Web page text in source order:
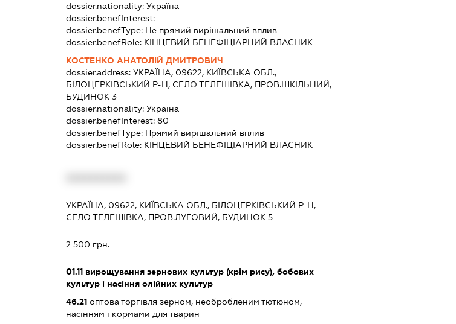
dossier.nationality: Україна
dossier.benefInterest: -
dossier.benefType: Не прямий вирішальний вплив
dossier.benefRole: КІНЦЕВИЙ БЕНЕФІЦІАРНИЙ ВЛАСНИК
КОСТЕНКО АНАТОЛІЙ ДМИТРОВИЧ
dossier.address: УКРАЇНА, 09622, КИЇВСЬКА ОБЛ.,
БІЛОЦЕРКІВСЬКИЙ Р-Н, СЕЛО ТЕЛЕШІВКА, ПРОВ.ШКІЛЬНИЙ,
БУДИНОК 3
dossier.nationality: Україна
dossier.benefInterest: 80
dossier.benefType: Прямий вирішальний вплив
dossier.benefRole: КІНЦЕВИЙ БЕНЕФІЦІАРНИЙ ВЛАСНИК
УКРАЇНА, 09622, КИЇВСЬКА ОБЛ., БІЛОЦЕРКІВСЬКИЙ Р-Н,
СЕЛО ТЕЛЕШІВКА, ПРОВ.ЛУГОВИЙ, БУДИНОК 5
2 500 грн.
01.11вирощування зернових культур (крім рису), бобових
культур і насіння олійних культур
46.21оптова торгівля зерном, необробленим тютюном,
насінням і кормами для тварин